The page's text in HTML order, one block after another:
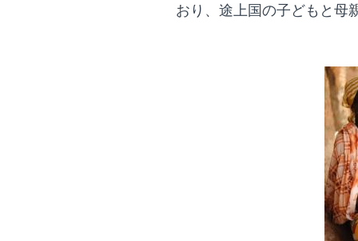
おり、途上国の子どもと母